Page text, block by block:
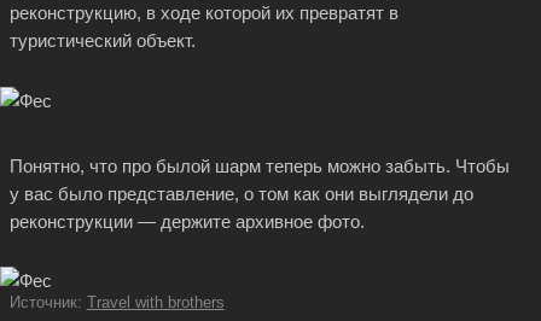
реконструкцию, в ходе которой их превратят в
туристический объект.
Понятно, что про былой шарм теперь можно забыть. Чтобы
у вас было представление, о том как они выглядели до
реконструкции — держите архивное фото.
Источник: Travel with brothers